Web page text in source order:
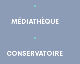
MÉDIATHÈQUE
CONSERVATOIRE